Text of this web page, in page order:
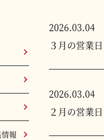
2026.03.04
３月の営業
2026.03.04
２月の営業日
報